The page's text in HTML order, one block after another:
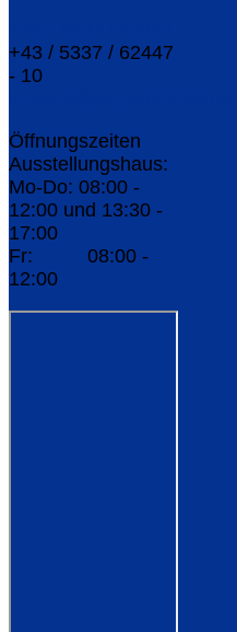
+43 / 5337 / 62447
- 10
Öffnungszeiten
Ausstellungshaus:
Mo-Do: 08:00 -
12:00 und 13:30 -
17:00
Fr: 08:00 -
12:00